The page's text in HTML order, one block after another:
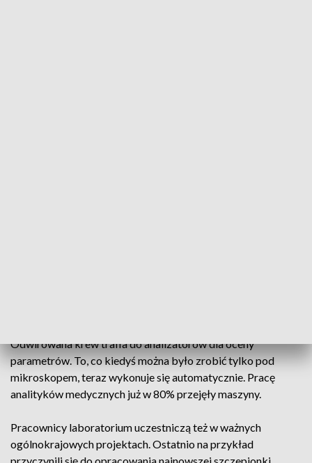
Odwirowana krew trafia do analizatorów dla oceny
parametrów. To, co kiedyś można było zrobić tylko pod
mikroskopem, teraz wykonuje się automatycznie. Pracę
analityków medycznych już w 80% przejęły maszyny.
Pracownicy laboratorium uczestniczą też w ważnych
ogólnokrajowych projektach. Ostatnio na przykład